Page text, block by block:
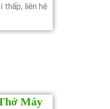
thấp, liên hệ
Máy